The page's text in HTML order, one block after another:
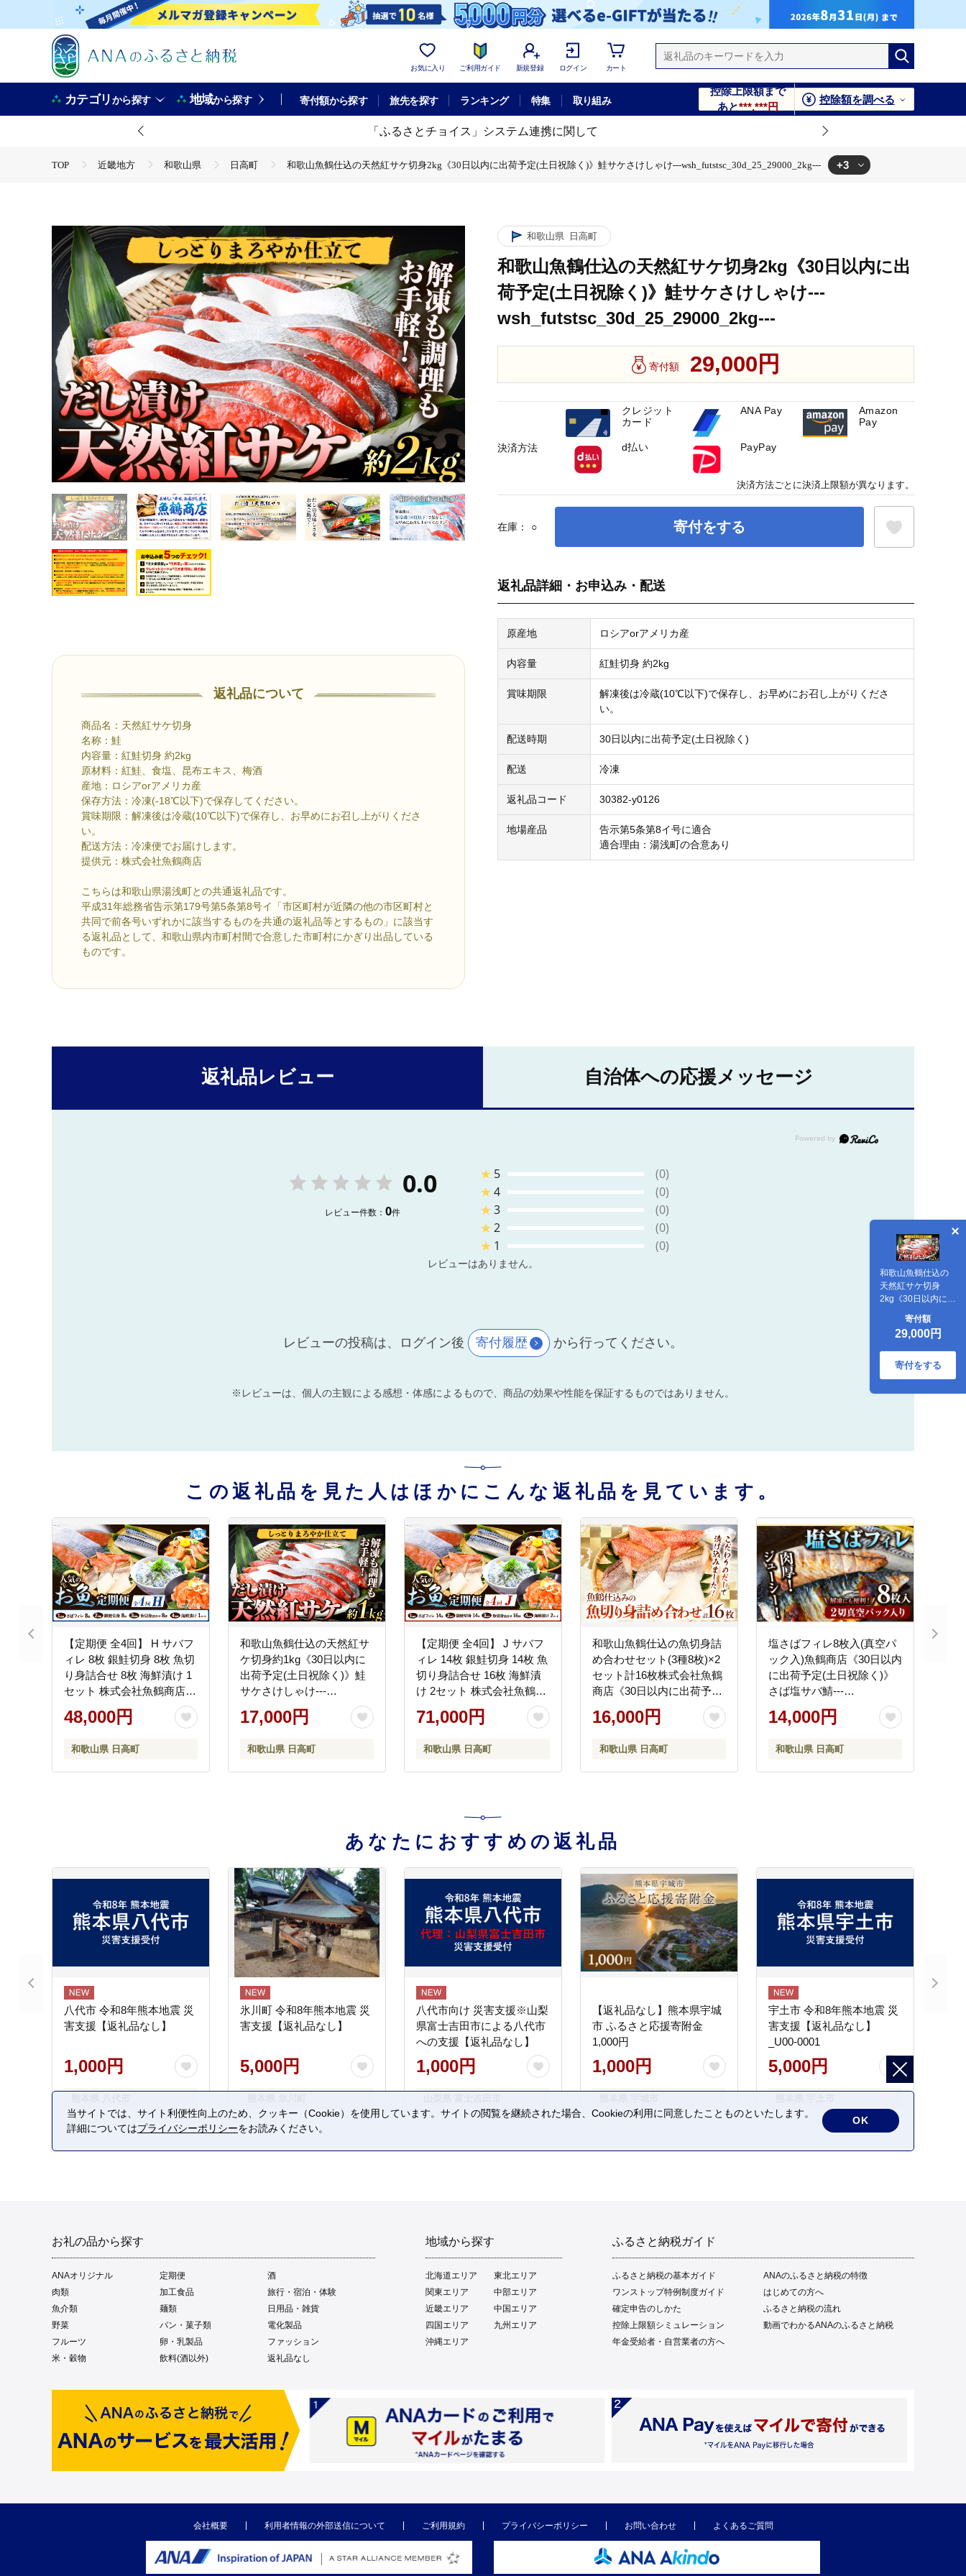
お気に入り ご利用ガイド 新規登録 ログイン カート
カテゴリから探す 地域から探す 寄付額から探す 旅先を探す ランキング 特集 取り組み
控除上限額まで
あと***,***円
控除額を調べる
「ふるさとチョイス」システム連携に関して
TOP 近畿地方 和歌山県 日高町 和歌山魚鶴仕込の天然紅サケ切身2kg《30日以内に出荷予定(土日祝除く)》鮭サケさけしゃけ---wsh_futstsc_30d_25_29000_2kg--- +3
返礼品について
商品名：天然紅サケ切身
名称：鮭
内容量：紅鮭切身 約2kg
原材料：紅鮭、食塩、昆布エキス、梅酒
産地：ロシアorアメリカ産
保存方法：冷凍(-18℃以下)で保存してください。
賞味期限：解凍後は冷蔵(10℃以下)で保存し、お早めにお召し上がりくださ
い。
配送方法：冷凍便でお届けします。
提供元：株式会社魚鶴商店
こちらは和歌山県湯浅町との共通返礼品です。
平成31年総務省告示第179号第5条第8号イ「市区町村が近隣の他の市区町村と
共同で前各号いずれかに該当するものを共通の返礼品等とするもの」に該当す
る返礼品として、和歌山県内市町村間で合意した市町村にかぎり出品している
ものです。
和歌山県 日高町
和歌山魚鶴仕込の天然紅サケ切身2kg《30日以内に出
荷予定(土日祝除く)》鮭サケさけしゃけ---
wsh_futstsc_30d_25_29000_2kg---
寄付額 29,000円
在庫： ○ 寄付をする
和歌山魚鶴仕込の
天然紅サケ切身
2kg《30日以内に出
荷予定(土日祝除
く)》鮭サケさけし
ゃけ---
寄付額
29,000円
寄付をする
返礼品詳細・お申込み・配送
原産地 ロシアorアメリカ産
内容量 紅鮭切身 約2kg
賞味期限
解凍後は冷蔵(10℃以下)で保存し、お早めにお召し上がりくださ
い。
配送時期 30日以内に出荷予定(土日祝除く)
配送 冷凍
返礼品コード 30382-y0126
地場産品
告示第5条第8イ号に適合
適合理由：湯浅町の合意あり
決済方法
クレジット
カード
ANA Pay
Amazon
Pay
d払い PayPay
決済方法ごとに決済上限額が異なります。
返礼品レビュー 自治体への応援メッセージ
0.0
レビュー件数： 0件
★ 5
(0)
★4
(0)
★3
(0)
★2
(0)
★ 1 (0)
レビューはありません。
レビューの投稿は、ログイン後 寄付履歴 から行ってください。
※レビューは、個人の主観による感想・体感によるもので、商品の効果や性能を保証するものではありません。
この返礼品を見た人はほかにこんな返礼品を見ています。
【定期便 全4回】 H サバフ
ィレ 8枚 銀鮭切身 8枚 魚切
り身詰合せ 8枚 海鮮漬け 1
セット 株式会社魚鶴商店
《お申し込み月の翌月より
出荷開始》 和歌山県 日高
ば 塩さば 焼き魚 焼くだけ
簡単 魚 さかな タラ サーモ
48,000円
和歌山県 日高町
和歌山魚鶴仕込の天然紅サ
ケ切身約1kg《30日以内に
出荷予定(土日祝除く)》鮭
サケさけしゃけ---
wsh_futstsc_30d_25_17000_1kg-
--
17,000円
和歌山県 日高町
【定期便 全4回】 J サバフ
ィレ 14枚 銀鮭切身 14枚 魚
切り身詰合せ 16枚 海鮮漬
け 2セット 株式会社魚鶴商
店《お申し込み月の翌月よ
り出荷開始》 和歌山県 日
さば 塩さば 焼き魚 焼くだ
け 簡単 魚 さかな タラ サー
71,000円
和歌山県 日高町
和歌山魚鶴仕込の魚切身詰
め合わせセット(3種8枚)×2
セット計16枚株式会社魚鶴
商店《30日以内に出荷予定
(土日祝除く)》魚切り身---
wsh_fuot9_30d_25_16000_2s-
16,000円
和歌山県 日高町
塩さばフィレ8枚入(真空パ
ック入)魚鶴商店《30日以内
に出荷予定(土日祝除く)》
さば塩サバ鯖---
wsh_futssbf_30d_25_14000_8p-
--
14,000円
和歌山県 日高町
あなたにおすすめの返礼品
八代市 令和8年熊本地震 災
害支援【返礼品なし】
1,000円
氷川町 令和8年熊本地震 災
害支援【返礼品なし】
5,000円
八代市向け 災害支援※山梨
県富士吉田市による八代市
への支援【返礼品なし】
1,000円
【返礼品なし】熊本県宇城
市 ふるさと応援寄附金
1,000円
1,000円
宇土市 令和8年熊本地震 災
害支援【返礼品なし】
_U00-0001
5,000円
お礼の品から探す
ANAオリジナル 定期便
酒
肉類
加工食品
旅行・宿泊・体験
魚介類
麺類
日用品・雑貨
野菜
パン・菓子類
電化製品
フルーツ
卵・乳製品
ファッション
米・穀物
飲料(酒以外) 返礼品なし
地域から探す
北海道エリア
東北エリア
関東エリア
中部エリア
近畿エリア
中国エリア
四国エリア
九州エリア
沖縄エリア
ふるさと納税ガイド
ふるさと納税の基本ガイド
ANAのふるさと納税の特徴
ワンストップ特例制度ガイド
はじめての方へ
確定申告のしかた
ふるさと納税の流れ
控除上限額シミュレーション
動画でわかるANAのふるさと納税
年金受給者・自営業者の方へ
会社概要 利用者情報の外部送信について ご利用規約 プライバシーポリシー お問い合わせ よくあるご質問
当サイトでは、サイト利便性向上のため、クッキー（Cookie）を使用しています。サイトの閲覧を継続された場合、Cookieの利用に同意したことものといたします。
詳細についてはプライバシーポリシーをお読みください。
OK